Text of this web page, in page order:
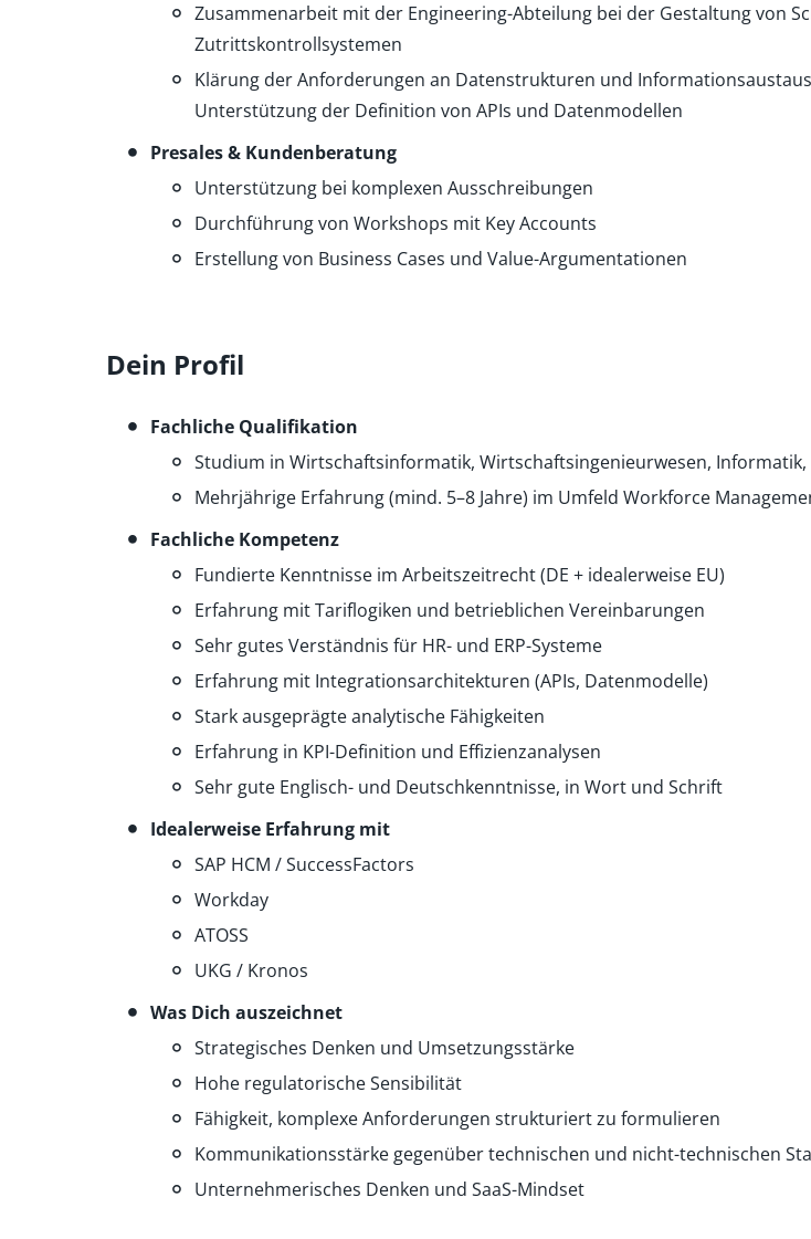
Zusammenarbeit mit der Engineering-Abteilung bei der Gestaltung von
Zutrittskontrollsystemen
Klärung der Anforderungen an Datenstrukturen und
Unterstützung der Definition von APIs und Datenmodellen
Presales & Kundenberatung
Unterstützung bei komplexen Ausschreibungen
Durchführung von Workshops mit Key Accounts
Erstellung von Business Cases und Value-Argumentationen
Dein Profil
Fachliche Qualifikation
Studium in Wirtschaftsinformatik, Wirtschaftsingenieurwesen, Informatik,
Mehrjährige Erfahrung (mind. 5–8 Jahre) im Umfeld Workforce
Fachliche Kompetenz
Fundierte Kenntnisse im Arbeitszeitrecht (DE + idealerweise EU)
Erfahrung mit Tariflogiken und betrieblichen Vereinbarungen
Sehr gutes Verständnis für HR- und ERP-Systeme
Erfahrung mit Integrationsarchitekturen (APIs, Datenmodelle)
Stark ausgeprägte analytische Fähigkeiten
Erfahrung in KPI-Definition und Effizienzanalysen
Sehr gute Englisch- und Deutschkenntnisse, in Wort und Schrift
Idealerweise Erfahrung mit
SAP HCM / SuccessFactors
Workday
ATOSS
UKG / Kronos
Was Dich auszeichnet
Strategisches Denken und Umsetzungsstärke
Hohe regulatorische Sensibilität
Fähigkeit, komplexe Anforderungen strukturiert zu formulieren
Kommunikationsstärke gegenüber technischen und nicht-technischen
Unternehmerisches Denken und SaaS-Mindset